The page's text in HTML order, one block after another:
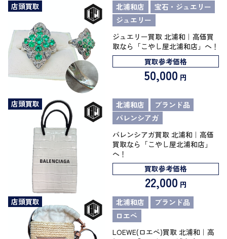
店頭買取 北浦和店
宝石・ジュエリー
ジュエリー
ジュエリー買取 北浦和｜高価買
取なら「こやし屋北浦和店」へ！
買取参考価格
50,000 円
店頭買取 北浦和店
ブランド品
バレンシアガ
バレンシアガ買取 北浦和｜高価
買取なら「こやし屋北浦和店」
へ！
買取参考価格
22,000 円
店頭買取
北浦和店
ブランド品
ロエベ
LOEWE(ロエベ)買取 北浦和｜高